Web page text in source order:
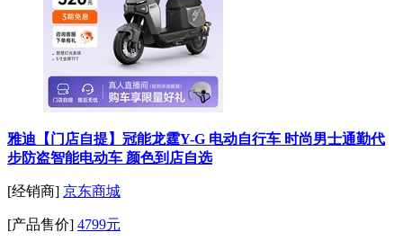
雅迪【门店自提】冠能龙霆Y-G 电动自行车 时尚男士通勤代
步防盗智能电动车 颜色到店自选
[经销商] 京东商城
[产品售价] 4799元